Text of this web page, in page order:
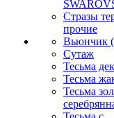
Стразы
прочие
Вьюнчик
Сутаж
Тесьма
Тесьма
Тесьма